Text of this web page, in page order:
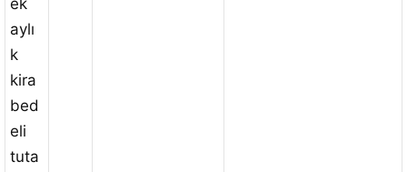
ek
aylı
k
kira
bed
eli
tuta